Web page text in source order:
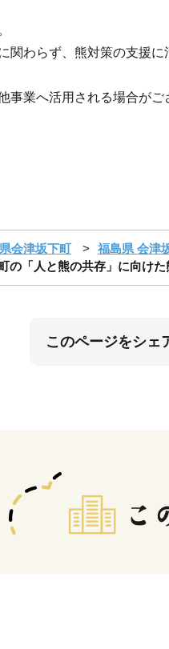
関わらず、熊対策の支援に
事業へ活用される場合がご
会津坂下町
福島県 会津
の「人と熊の共存」に向け
このページをシェ